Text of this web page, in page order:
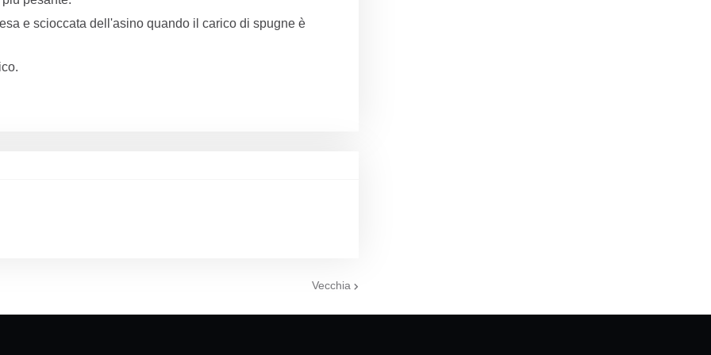
e scioccata dell'asino quando il carico di spugne è
Vecchia